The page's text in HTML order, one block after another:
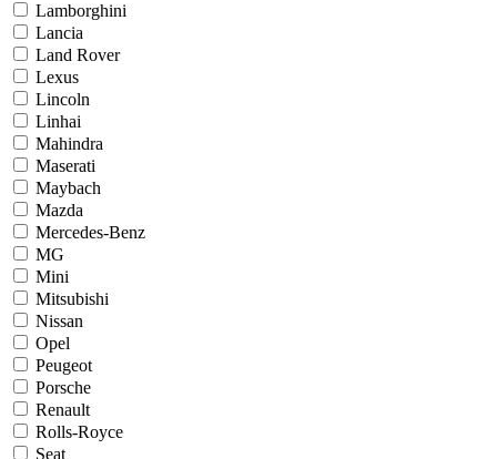
Lamborghini
Lancia
Land Rover
Lexus
Lincoln
Linhai
Mahindra
Maserati
Maybach
Mazda
Mercedes-Benz
MG
Mini
Mitsubishi
Nissan
Opel
Peugeot
Porsche
Renault
Rolls-Royce
Seat